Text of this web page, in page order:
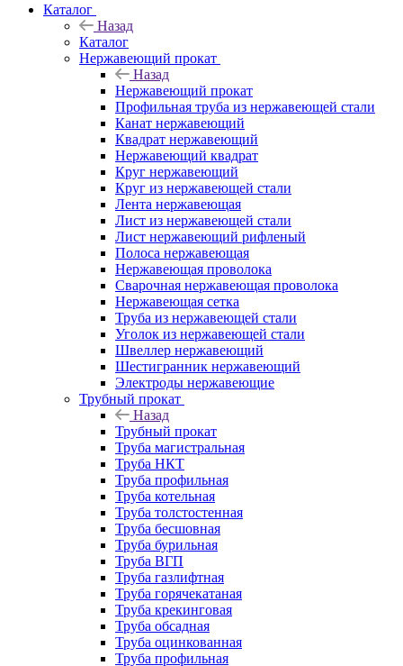
Каталог
Назад
Каталог
Нержавеющий прокат
Назад
Нержавеющий прокат
Профильная труба из нержавеющей стали
Канат нержавеющий
Квадрат нержавеющий
Нержавеющий квадрат
Круг нержавеющий
Круг из нержавеющей стали
Лента нержавеющая
Лист из нержавеющей стали
Лист нержавеющий рифленый
Полоса нержавеющая
Нержавеющая проволока
Сварочная нержавеющая проволока
Нержавеющая сетка
Труба из нержавеющей стали
Уголок из нержавеющей стали
Швеллер нержавеющий
Шестигранник нержавеющий
Электроды нержавеющие
Трубный прокат
Назад
Трубный прокат
Труба магистральная
Труба НКТ
Труба профильная
Труба котельная
Труба толстостенная
Труба бесшовная
Труба бурильная
Труба ВГП
Труба газлифтная
Труба горячекатаная
Труба крекинговая
Труба обсадная
Труба оцинкованная
Труба профильная